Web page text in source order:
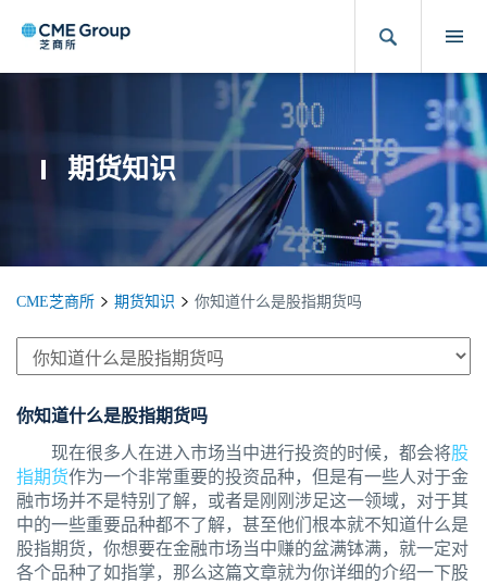
期货知识
CME芝商所 期货知识 你知道什么是股指期货吗
你知道什么是股指期货吗
现在很多人在进入市场当中进行投资的时候，都会将股
指期货作为一个非常重要的投资品种，但是有一些人对于金
融市场并不是特别了解，或者是刚刚涉足这一领域，对于其
中的一些重要品种都不了解，甚至他们根本就不知道什么是
股指期货，你想要在金融市场当中赚的盆满钵满，就一定对
各个品种了如指掌，那么这篇文章就为你详细的介绍一下股